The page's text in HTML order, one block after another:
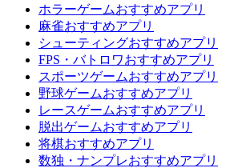
ホラーゲームおすすめアプリ
麻雀おすすめアプリ
シューティングおすすめアプリ
FPS・バトロワおすすめアプリ
スポーツゲームおすすめアプリ
野球ゲームおすすめアプリ
レースゲームおすすめアプリ
脱出ゲームおすすめアプリ
将棋おすすめアプリ
数独・ナンプレおすすめアプリ